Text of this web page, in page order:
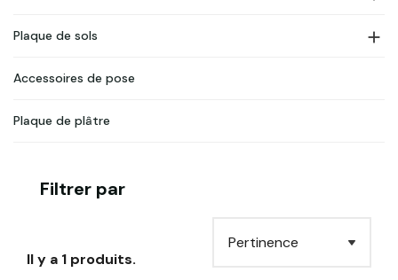
Plaque de sols 
Accessoires de pose
Plaque de plâtre
Filtrer par
Il y a 1 produits.